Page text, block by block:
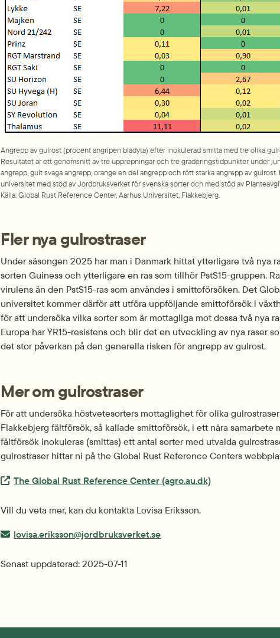
Angrepp av gulrost (procent angripen bladyta) efter inokulerad smitta med tre olika
Resultatet är ett genomsnitt av tre upprepningar och tre graderingstidpunkter under
angrepp, gult svaga angrepp, orange en del angrepp och rött starka angrepp av
universitet med stöd av Jordbruksverket för svenska sorter och med stöd av
Källa: Global Rust Reference Center, Aarhus Universitet, Flakkebjerg.
Fler nya gulrostraser
Under säsongen 2025 har man i Danmark hittat ytterligare två nya
sorten Guiness och ytterligare en ras som tillhör PstS15-gruppen.
virulens än den PstS15-ras som användes i smittoförsöken. Det
universitet kommer därför att utföra uppföljande smittoförsök i
för att undersöka vilka sorter som är mottagliga mot dessa två nya
Europa har YR15-resistens och blir det en utveckling av nya raser
det stor påverkan på den generella risken för angrepp av gulrost.
Mer om gulrostraser
För att undersöka höstvetesorters mottaglighet för olika
Flakkebjerg fältförsök, så kallade smittoförsök, i ett nära samarbete
fältförsök inokuleras (smittas) ett antal sorter med utvalda
gulrostraser hittar ni på the Global Rust Reference Centers
Extern länk.
The Global Rust Reference Center (agro.au.dk)
Vill du veta mer, kan du kontakta Lovisa Eriksson.
E-post:
lovisa.eriksson@jordbruksverket.se
Senast uppdaterad: 2025-07-11